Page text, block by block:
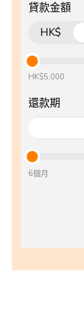
貸款金額
HK$
HK$5,000
還款期
6個月